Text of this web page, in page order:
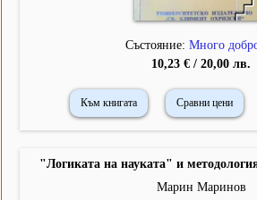
Състояние: Много
10,23 € / 20,00 лв.
Към книгата Сравни цени
"Логиката на науката" и
Марин Маринов